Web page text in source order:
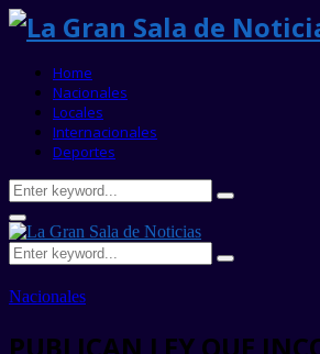
Home
Nacionales
Locales
Internacionales
Deportes
Search
for:
Search
Primary
Menu
Search
for:
Search
Nacionales